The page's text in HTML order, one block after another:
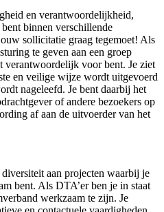
en verantwoordelijkheid,
binnen verschillende
sollicitatie graag tegemoet! Als
te geven aan een groep
verantwoordelijk voor bent. Je ziet
en veilige wijze wordt uitgevoerd
nageleefd. Je bent daarbij het
of andere bezoekers op
af aan de uitvoerder van het
aan projecten waarbij je
bent. Als DTA’er ben je in staat
werkzaam te zijn. Je